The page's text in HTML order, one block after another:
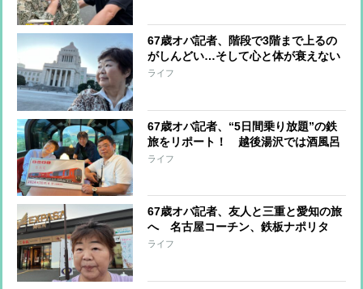
67歳オバ記者、階段で3階まで上るの
がしんどい…そして心と体が衰えない
ために決めた「1日3つ、日記に書ける
ライフ
67歳オバ記者、“5日間乗り放題”の鉄
旅をリポート！ 越後湯沢では酒風呂
を満喫、新しくなった新潟駅ではノマ
ライフ
67歳オバ記者、友人と三重と愛知の旅
へ 名古屋コーチン、鉄板ナポリタ
ン…堪能した“ご当地グルメ”をリポー
ライフ